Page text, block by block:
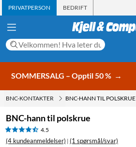
PRIVATPERSON BEDRIFT
SOMMERSALG – Opptil 50 % →
BNC-KONTAKTER BNC-HANN TIL POLSKRUE
BNC-hann til polskrue
4.5
(4 kundeanmeldelser) | (1 spørsmål/svar)